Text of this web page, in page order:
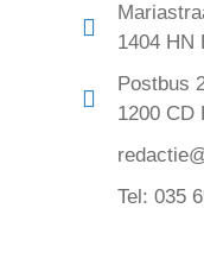
1404 HN
Postbus
1200 CD
Tel: 035